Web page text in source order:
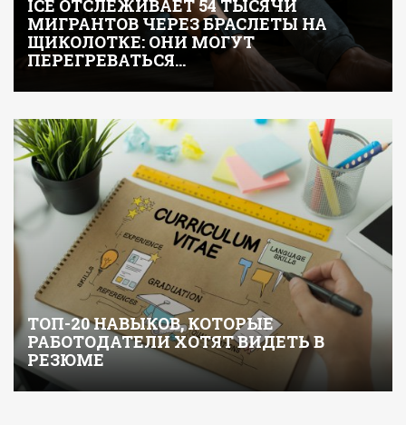
ICE ОТСЛЕЖИВАЕТ 54 ТЫСЯЧИ
МИГРАНТОВ ЧЕРЕЗ БРАСЛЕТЫ НА
ЩИКОЛОТКЕ: ОНИ МОГУТ
ПЕРЕГРЕВАТЬСЯ…
ТОП-20 НАВЫКОВ, КОТОРЫЕ
РАБОТОДАТЕЛИ ХОТЯТ ВИДЕТЬ В
РЕЗЮМЕ